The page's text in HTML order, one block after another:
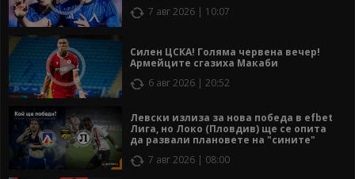
7 авг 2026 | 10:07
Силен ЦСКА! Голяма червена вечер!
Армейците сгазиха Макаби
6 авг 2026 | 20:52
Левски излиза за нова победа в efbet
Лига, но Локо (Пловдив) ще се опита
да развали плановете на "сините"
7 авг 2026 | 08:00